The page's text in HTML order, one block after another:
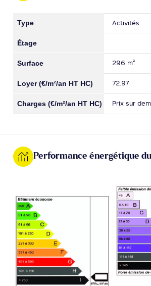
Activités
296 m²
72.97
Prix sur
Performance énergétique